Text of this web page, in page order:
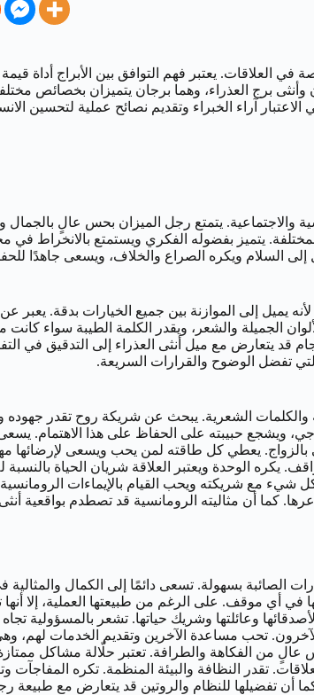
العلاقات. يعتبر فهم التوافق بين الأبراج أداة
وأنثى برج العذراء، وهما برجان يتميزان بخصائص
آراء الخبراء وتقديم نصائح عملية لتحسين
يتمتع رجل الميزان بحس عالٍ بالجمال
يتميز بفضوله الفكري ويستمتع بالانخراط في
إلى السلام ويكره الصراع والخلاف، ويسعى جاهدًا
يميل إلى الموازنة بين جميع الخيارات بدقة.
الجميلة والشعر، ويقدر الكلمة الطيبة سواء
قد يتعارض مع ميل أنثى العذراء إلى التدقيق في
تفضل الوضوح والقرارات السريعة.
الشعرية. يبحث عن شريكة روح تقدر جهوده
ويشجع حبيبته على الحفاظ على هذا الاهتمام. يسعى
بالزواج. يعطي كل طاقته لمن يحب ويسعى لإرضائها
يكره الوحدة ويعتبر العلاقة شريان الحياة
مع شريكته ويحب القيام بالإيماءات الرومانسية
كما أن مثاليته الرومانسية قد تصطدم بواقعية أنثى
الصائبة بسهولة. تسعى دائمًا إلى الكمال
أي موقف. على الرغم من طبيعتها العملية، إلا أنها
وعائلتها وشريك حياتها. تشعر بالمسؤولية
الآخرون. تحب مساعدة الآخرين وتقديم الخدمات لهم،
من الفكاهة والطرافة. تعتبر حلّالة مشاكل
تقدر النظافة والبيئة المنظمة. تكره المفاجآت
أن تفضيلها للنظام والروتين قد يتعارض مع طبيعة